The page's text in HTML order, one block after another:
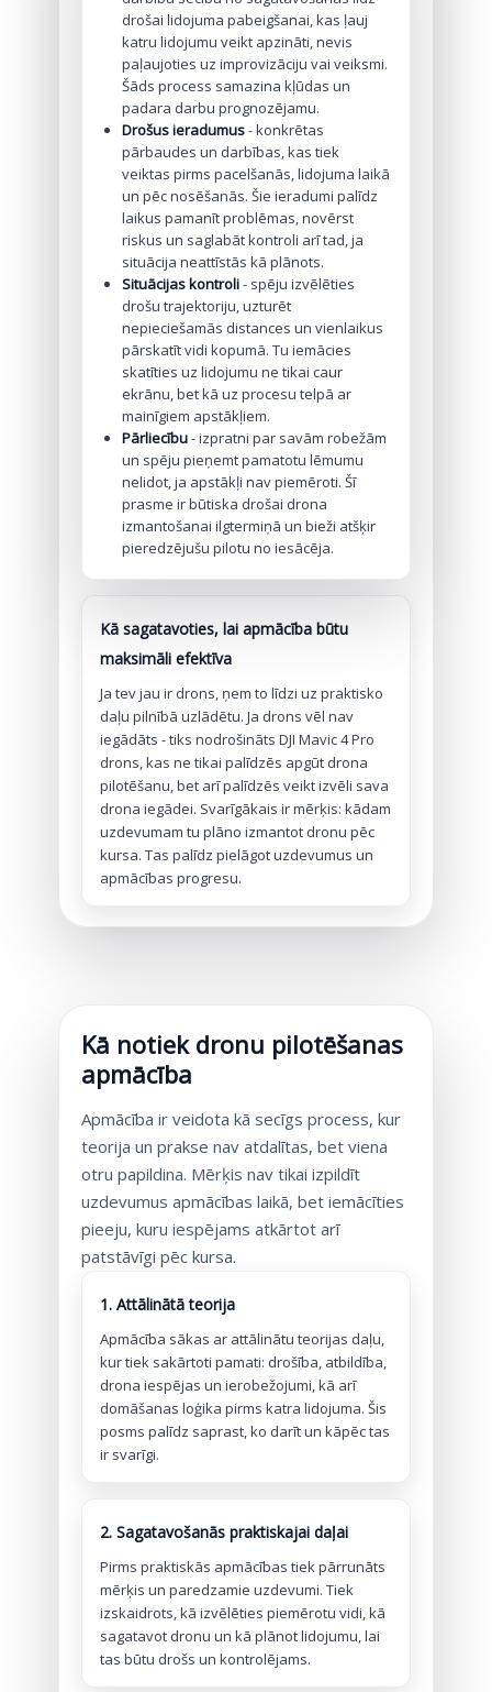
drošai lidojuma pabeigšanai, kas ļauj
katru lidojumu veikt apzināti, nevis
paļaujoties uz improvizāciju vai veiksmi.
Šāds process samazina kļūdas un
padara darbu prognozējamu.
Drošus ieradumus- konkrētas
pārbaudes un darbības, kas tiek
veiktas pirms pacelšanās, lidojuma laikā
un pēc nosēšanās. Šie ieradumi palīdz
laikus pamanīt problēmas, novērst
riskus un saglabāt kontroli arī tad, ja
situācija neattīstās kā plānots.
Situācijas kontroli- spēju izvēlēties
drošu trajektoriju, uzturēt
nepieciešamās distances un vienlaikus
pārskatīt vidi kopumā. Tu iemācies
skatīties uz lidojumu ne tikai caur
ekrānu, bet kā uz procesu telpā ar
mainīgiem apstākļiem.
Pārliecību- izpratni par savām robežām
un spēju pieņemt pamatotu lēmumu
nelidot, ja apstākļi nav piemēroti. Šī
prasme ir būtiska drošai drona
izmantošanai ilgtermiņā un bieži atšķir
pieredzējušu pilotu no iesācēja.
Kā sagatavoties, lai apmācība būtu
maksimāli efektīva
Ja tev jau ir drons, ņem to līdzi uz praktisko
daļu pilnībā uzlādētu. Ja drons vēl nav
iegādāts - tiks nodrošināts DJI Mavic 4 Pro
drons, kas ne tikai palīdzēs apgūt drona
pilotēšanu, bet arī palīdzēs veikt izvēli sava
drona iegādei. Svarīgākais ir mērķis: kādam
uzdevumam tu plāno izmantot dronu pēc
kursa. Tas palīdz pielāgot uzdevumus un
apmācības progresu.
Kā notiek dronu pilotēšanas
apmācība
Apmācība ir veidota kā secīgs process, kur
teorija un prakse nav atdalītas, bet viena
otru papildina. Mērķis nav tikai izpildīt
uzdevumus apmācības laikā, bet iemācīties
pieeju, kuru iespējams atkārtot arī
patstāvīgi pēc kursa.
1. Attālinātā teorija
Apmācība sākas ar attālinātu teorijas daļu,
kur tiek sakārtoti pamati: drošība, atbildība,
drona iespējas un ierobežojumi, kā arī
domāšanas loģika pirms katra lidojuma. Šis
posms palīdz saprast, ko darīt un kāpēc tas
ir svarīgi.
2. Sagatavošanās praktiskajai daļai
Pirms praktiskās apmācības tiek pārrunāts
mērķis un paredzamie uzdevumi. Tiek
izskaidrots, kā izvēlēties piemērotu vidi, kā
sagatavot dronu un kā plānot lidojumu, lai
tas būtu drošs un kontrolējams.